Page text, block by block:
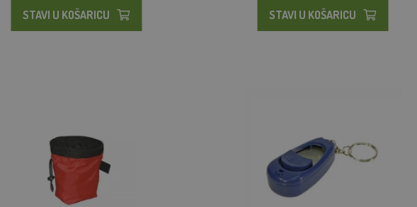
STAVI U KOŠARICU STAVI U KOŠARICU